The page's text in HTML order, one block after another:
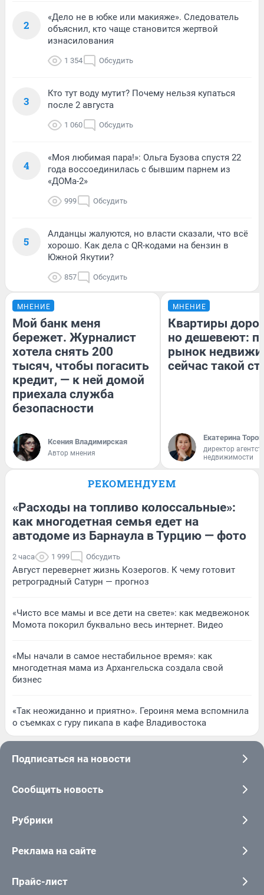
2
«Дело не в юбке или макияже». Следователь
объяснил, кто чаще становится жертвой
изнасилования
1 354 Обсудить
3
Кто тут воду мутит? Почему нельзя купаться
после 2 августа
1 060 Обсудить
4
«Моя любимая пара!»: Ольга Бузова спустя 22
года воссоединилась с бывшим парнем из
«ДОМа-2»
999 Обсудить
5
Алданцы жалуются, но власти сказали, что всё
хорошо. Как дела с QR-кодами на бензин в
Южной Якутии?
857 Обсудить
МНЕНИЕ
Мой банк меня
бережет. Журналист
хотела снять 200
тысяч, чтобы погасить
кредит, — к ней домой
приехала служба
безопасности
Ксения Владимирская
Автор мнения
МНЕНИЕ
Квартиры
но дешевеют:
рынок
сейчас такой
Екатерина
директор
недвижимости
РЕКОМЕНДУЕМ
«Расходы на топливо колоссальные»:
как многодетная семья едет на
автодоме из Барнаула в Турцию — фото
2 часа 1 999 Обсудить
Август перевернет жизнь Козерогов. К чему готовит
ретроградный Сатурн — прогноз
«Чисто все мамы и все дети на свете»: как медвежонок
Момота покорил буквально весь интернет. Видео
«Мы начали в самое нестабильное время»: как
многодетная мама из Архангельска создала свой
бизнес
«Так неожиданно и приятно». Героиня мема вспомнила
о съемках с гуру пикапа в кафе Владивостока
Подписаться на новости
Сообщить новость
Рубрики
Реклама на сайте
Прайс-лист